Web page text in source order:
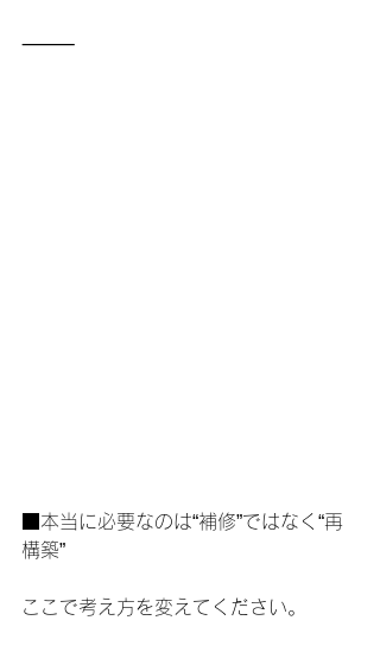
⸻
■本当に必要なのは“補修”ではなく“再
構築”
ここで考え方を変えてください。